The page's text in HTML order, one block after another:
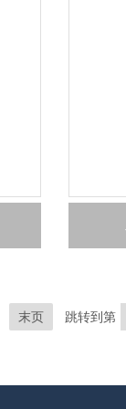
末页 跳转到第